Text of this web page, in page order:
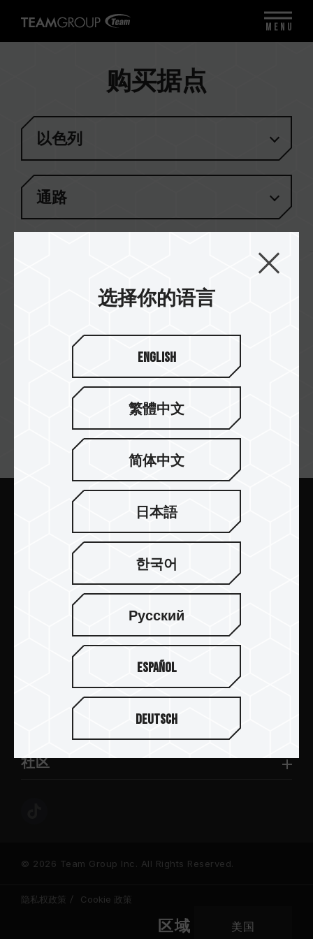
购买据点
以色列
通路
Ivory Computers
订阅电子报
提交
新闻中心
关于十铨
社区
© 2026 Team Group Inc. All Rights Reserved.
隐私权政策 Cookie 政策
区域 美国
选择你的语言
English
繁體中文
简体中文
日本語
한국어
Русский
Español
Deutsch
MENU